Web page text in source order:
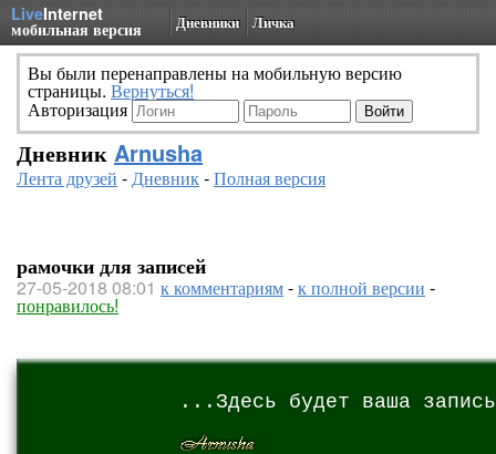
LiveInternet
мобильная версия Дневники Личка
Вы были перенаправлены на мобильную версию
страницы. Вернуться!
Авторизация
Дневник Arnusha
Лента друзей -Дневник-Полная версия
рамочки для записей
27-05-2018 08:01 к комментариям-к полной версии -
понравилось!
...Здесь будет ваша